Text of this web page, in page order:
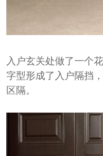
入户玄关处做了一个
字型形成了入户隔挡
区隔。